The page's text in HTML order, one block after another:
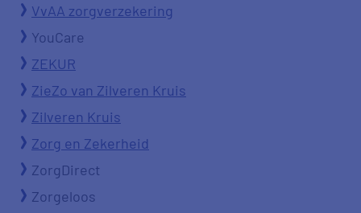
VvAA zorgverzekering
YouCare
ZEKUR
ZieZo van Zilveren Kruis
Zilveren Kruis
Zorg en Zekerheid
ZorgDirect
Zorgeloos